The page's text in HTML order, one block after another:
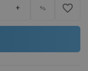
+ favorite_border